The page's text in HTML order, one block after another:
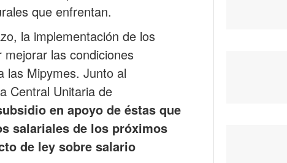
que enfrentan.
la implementación de los
las condiciones
las Mipymes. Junto al
Central Unitaria de
en apoyo de éstas que
salariales de los próximos
de ley sobre salario